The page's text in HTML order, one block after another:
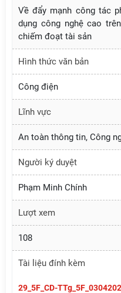
Về đẩy mạnh công tác
dụng công nghệ cao
chiếm đoạt tài sản
Hình thức văn bản
Công điện
Lĩnh vực
An toàn thông tin, Công
Người ký duyệt
Phạm Minh Chính
Lượt xem
108
Tài liệu đính kèm
29_5F_CD-